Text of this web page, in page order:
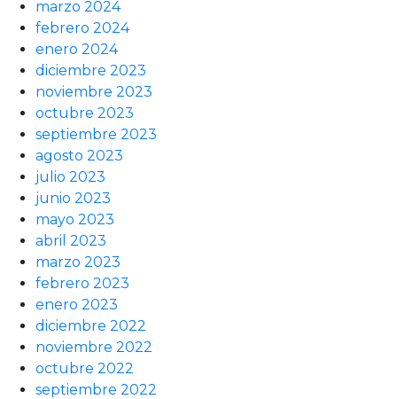
marzo 2024
febrero 2024
enero 2024
diciembre 2023
noviembre 2023
octubre 2023
septiembre 2023
agosto 2023
julio 2023
junio 2023
mayo 2023
abril 2023
marzo 2023
febrero 2023
enero 2023
diciembre 2022
noviembre 2022
octubre 2022
septiembre 2022